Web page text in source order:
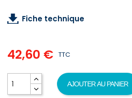
Fiche technique
42,60 € TTC
AJOUTER AU PANIER